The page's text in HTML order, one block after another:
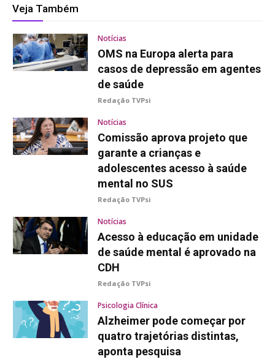
Veja Também
Notícias
OMS na Europa alerta para
casos de depressão em agentes
de saúde
Redação TVPsi
Notícias
Comissão aprova projeto que
garante a crianças e
adolescentes acesso à saúde
mental no SUS
Redação TVPsi
Notícias
Acesso à educação em unidade
de saúde mental é aprovado na
CDH
Redação TVPsi
Psicologia Clínica
Alzheimer pode começar por
quatro trajetórias distintas,
aponta pesquisa